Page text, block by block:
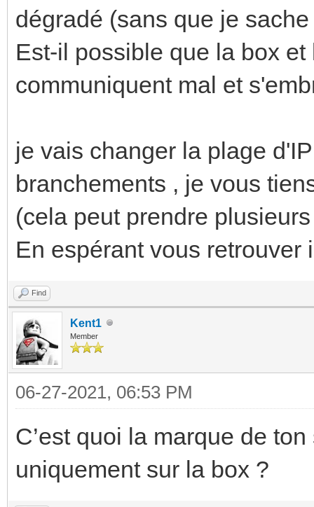
dégradé (sans que je
Est-il possible que la box
communiquent mal et
je vais changer la plage
branchements , je vous
(cela peut prendre
En espérant vous
Find
Kent1
Member
06-27-2021, 06:53 PM
C’est quoi la marque de
uniquement sur la box ?